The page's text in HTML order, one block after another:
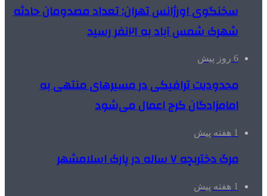
سخنگوی اورژانس تهران: تعداد مصدومان حادثه
شهرک شمس آباد به ۲۱نفر رسید
6 روز پیش
محدودیت ترافیکی در مسیرهای منتهی به
امامزادگان کرج اعمال می‌شود
1 هفته پیش
مرگ دختربچه ۷ ساله در پارک اسلامشهر
1 هفته پیش